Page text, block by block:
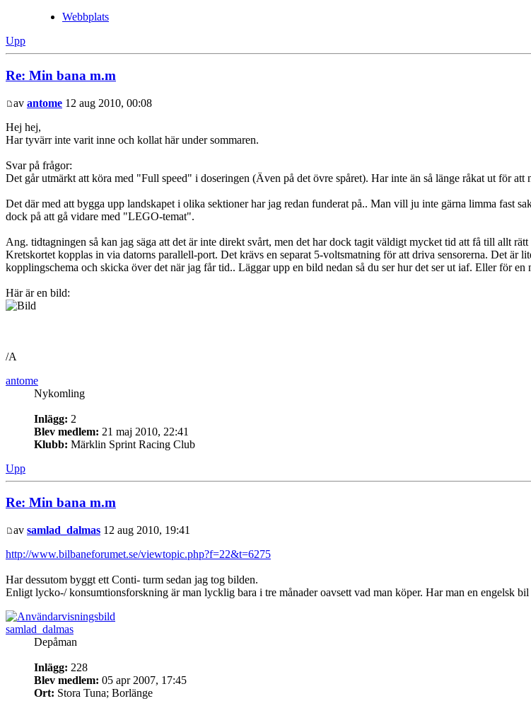
Webbplats
Upp
Re: Min bana m.m
av antome 12 aug 2010, 00:08
Hej hej,
Har tyvärr inte varit inne och kollat här under sommaren.
Svar på frågor:
Det går utmärkt att köra med "Full speed" i doseringen (Även på det övre spåret). Har inte än så länge råkat ut för
Det där med att bygga upp landskapet i olika sektioner har jag redan funderat på.. Man vill ju inte gärna limma fast
dock på att gå vidare med "LEGO-temat".
Ang. tidtagningen så kan jag säga att det är inte direkt svårt, men det har dock tagit väldigt mycket tid att få till allt
Kretskortet kopplas in via datorns parallell-port. Det krävs en separat 5-voltsmatning för att driva sensorerna. Det är
kopplingschema och skicka över det när jag får tid.. Läggar upp en bild nedan så du ser hur det ser ut iaf. Eller för
Här är en bild:
/A
antome
Nykomling
Inlägg: 2
Blev medlem: 21 maj 2010, 22:41
Klubb: Märklin Sprint Racing Club
Upp
Re: Min bana m.m
av samlad_dalmas 12 aug 2010, 19:41
http://www.bilbaneforumet.se/viewtopic.php?f=22&t=6275
Har dessutom byggt ett Conti- turm sedan jag tog bilden.
Enligt lycko-/ konsumtionsforskning är man lycklig bara i tre månader oavsett vad man köper. Har man en engelsk
samlad_dalmas
Depåman
Inlägg: 228
Blev medlem: 05 apr 2007, 17:45
Ort: Stora Tuna; Borlänge